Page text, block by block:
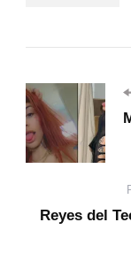
Reyes del